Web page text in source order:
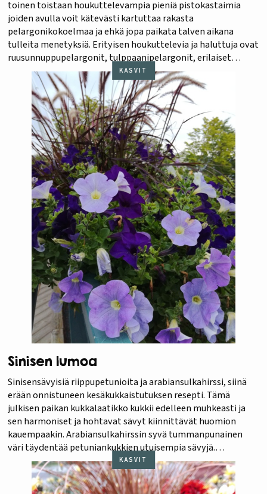
toinen toistaan houkuttelevampia pieniä pistokastaimia
joiden avulla voit kätevästi kartuttaa rakasta
pelargonikokoelmaa ja ehkä jopa paikata talven aikana
tulleita menetyksiä. Erityisen houkuttelevia ja haluttuja ovat
ruusunnuppupelargonit, tulppaanipelargonit, erilaiset
kirjavalehtiset lajikkeet, sekä hennon vaaleanpunaiset
ikiklassikot kuten ‘Mårbacka‘, ‘Gustav‘ ja ‘Prins Nikolaj‘. Koko
talven 5-10 asteisessa yläkerrassa ikkunan edessä viettäneet
viime…
KASVIT
Sinisen lumoa
Sinisensävyisiä riippupetunioita ja arabiansulkahirssi, siinä
erään onnistuneen kesäkukkaistutuksen resepti. Tämä
julkisen paikan kukkalaatikko kukkii edelleen muhkeasti ja
sen harmoniset ja hohtavat sävyt kiinnittävät huomion
kauempaakin. Arabiansulkahirssin syvä tummanpunainen
väri täydentää petuniankukkien utuisempia sävyjä.
Hirssin eksoottiset ja pehmoiset kukinnot kohoavat laatikon
keskellä kuin tuulessa liehuvat purjeet. On hauska nähdä aina
lisää esimerkkejä siitä, miten perinteiset kesäkukat kuten…
KASVIT